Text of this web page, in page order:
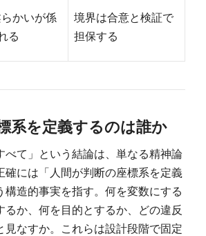
かいが係
る
境界は合意と検証で
担保する
系を定義するのは誰か
べて」という結論は、単なる精神論
確には「人間が判断の座標系を定義
構造的事実を指す。何を変数にする
るか、何を目的とするか、どの違反
見なすか。これらは設計段階で固定